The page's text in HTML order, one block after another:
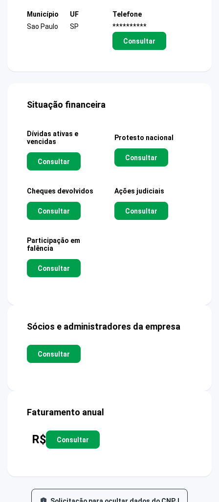
Município
Sao Paulo
UF
SP
Telefone
**********
Consultar
Situação financeira
Dívidas ativas e
vencidas
Consultar
Protesto nacional
Consultar
Cheques devolvidos
Consultar
Ações judiciais
Consultar
Participação em
falência
Consultar
Sócios e administradores da empresa
Consultar
Faturamento anual
R$ Consultar